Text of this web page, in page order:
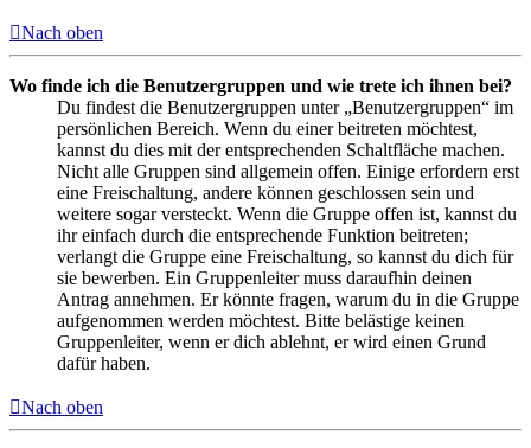
Nach oben
Wo finde ich die Benutzergruppen und wie trete ich ihnen bei?
Du findest die Benutzergruppen unter „Benutzergruppen“ im
persönlichen Bereich. Wenn du einer beitreten möchtest,
kannst du dies mit der entsprechenden Schaltfläche machen.
Nicht alle Gruppen sind allgemein offen. Einige erfordern erst
eine Freischaltung, andere können geschlossen sein und
weitere sogar versteckt. Wenn die Gruppe offen ist, kannst du
ihr einfach durch die entsprechende Funktion beitreten;
verlangt die Gruppe eine Freischaltung, so kannst du dich für
sie bewerben. Ein Gruppenleiter muss daraufhin deinen
Antrag annehmen. Er könnte fragen, warum du in die Gruppe
aufgenommen werden möchtest. Bitte belästige keinen
Gruppenleiter, wenn er dich ablehnt, er wird einen Grund
dafür haben.
Nach oben